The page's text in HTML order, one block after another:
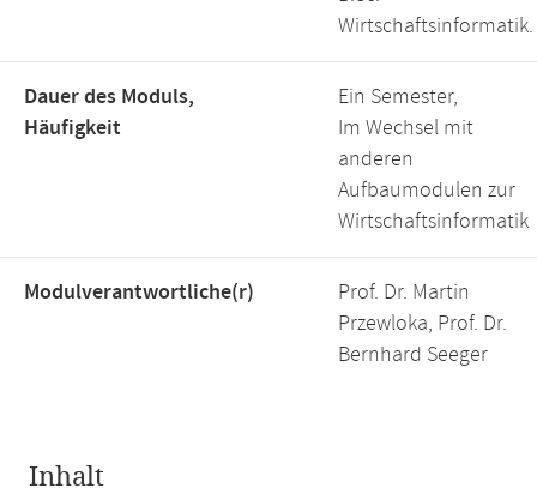
Wirtschaftsinformatik.
Dauer des Moduls,
Häufigkeit
Ein Semester,
Im Wechsel mit
anderen
Aufbaumodulen zur
Wirtschaftsinformatik
Modulverantwortliche(r)
Prof. Dr. Martin
Przewloka, Prof. Dr.
Bernhard Seeger
Inhalt